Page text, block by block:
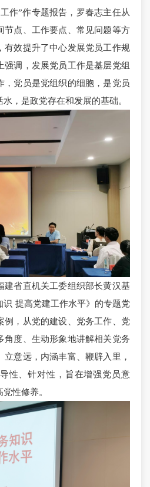
作”作专题报告，罗春志主任从
节点、工作要点、常见问题等方
有效提升了中心发展党员工作规
强调，发展党员工作是基层党组
，党员是党组织的细胞，是党员
，是政党存在和发展的基础。
省直机关工委组织部长黄汉基
识 提高党建工作水平》的专题党
例，从党的建设、党务工作、党
角度、生动形象地讲解相关党务
意远，内涵丰富、鞭辟入里，
性、针对性，旨在增强党员意
性修养。